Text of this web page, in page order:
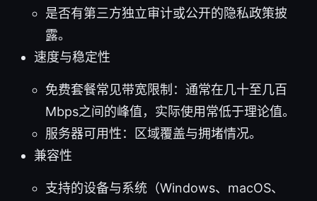
是否有第三方独立审计或公开的隐私政策披
露。
速度与稳定性
免费套餐常见带宽限制：通常在几十至几百
Mbps之间的峰值，实际使用常低于理论值。
服务器可用性：区域覆盖与拥堵情况。
兼容性
支持的设备与系统（Windows、macOS、